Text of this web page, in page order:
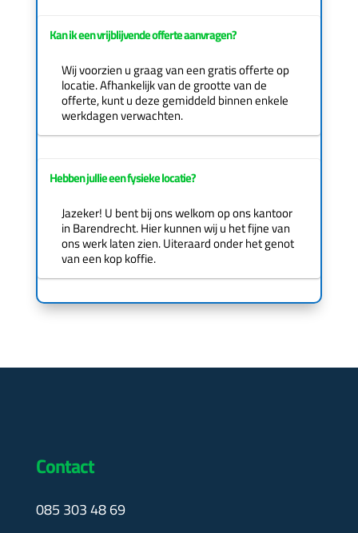
Kan ik een vrijblijvende offerte aanvragen?
Wij voorzien u graag van een gratis offerte op
locatie. Afhankelijk van de grootte van de
offerte, kunt u deze gemiddeld binnen enkele
werkdagen verwachten.
Hebben jullie een fysieke locatie?
Jazeker! U bent bij ons welkom op ons kantoor
in Barendrecht. Hier kunnen wij u het fijne van
ons werk laten zien. Uiteraard onder het genot
van een kop koffie.
Contact
085 303 48 69